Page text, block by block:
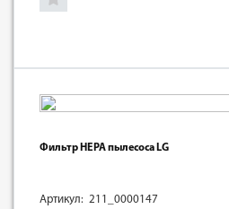
Фильтр HEPA пылесоса LG
Артикул: 211_0000147